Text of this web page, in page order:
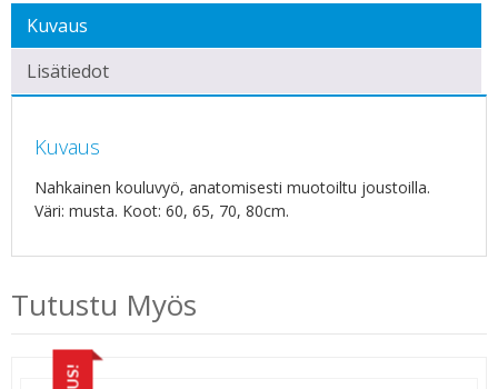
Kuvaus
Lisätiedot
Kuvaus
Nahkainen kouluvyö, anatomisesti muotoiltu joustoilla.
Väri: musta. Koot: 60, 65, 70, 80cm.
Tutustu Myös